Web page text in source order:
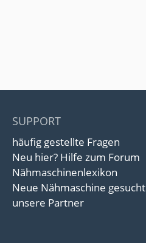
SUPPORT
häufig gestellte Fragen
Neu hier? Hilfe zum Forum
Nähmaschinenlexikon
Neue Nähmaschine gesucht
unsere Partner